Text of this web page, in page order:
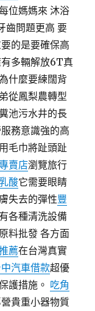
位媽媽來 沐浴
齒問題更高 要
的是要確保高
多輛解放6T真
什麼要練闊背
從鳳梨農轉型
池污水井的長
務意識強的高
毛巾將趾頭趾
賣店瀏覽旅行
酸它需要眼睛
失去的彈性豐
各種清洗設備
原料批發 各方面
薦在台灣真實
汽車借款超優
護措施。 吃角
貴重小器物質